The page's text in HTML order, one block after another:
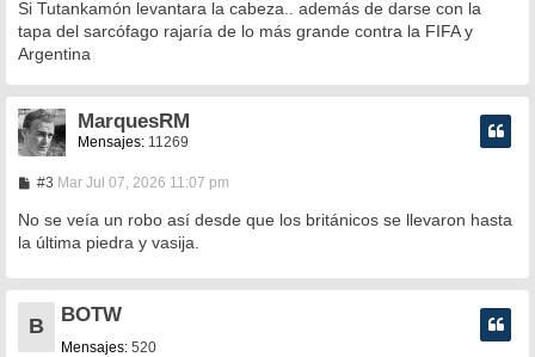
s
a
j
Si Tutankamón levantara la cabeza.. además de darse con la
tapa del sarcófago rajaría de lo más grande contra la FIFA y
Argentina
MarquesRM
Mensajes: 11269
#3M
n
s
a
e
Mar Jul 07, 2026 11:07 pm
No se veía un robo así desde que los británicos se llevaron hasta
la última piedra y vasija.
B
BOTW
Mensajes: 520